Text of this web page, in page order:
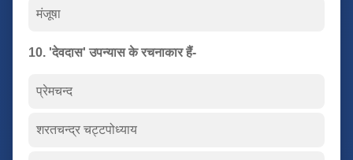
मंजूषा
10. 'देवदास' उपन्यास के रचनाकार हैं-
प्रेमचन्द
शरतचन्द्र चट्टपोध्याय